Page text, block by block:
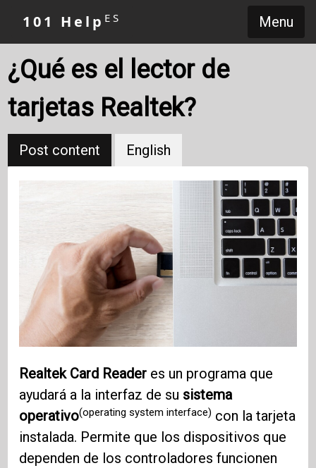
Menu
101 Help ES
¿Qué es el lector de
tarjetas Realtek?
Post content English
Realtek Card Reader es un programa que
ayudará a la interfaz de su sistema
operativo(operating system interface) con la tarjeta
instalada. Permite que los dispositivos que
dependen de los controladores funcionen